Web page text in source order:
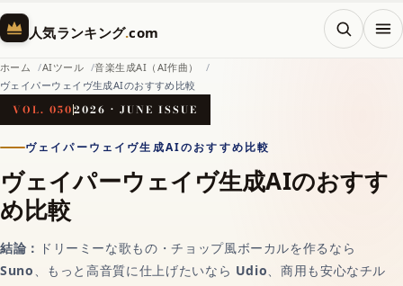
人気ランキング.com
メニ
AI（人工知能）
対話AIの記事一覧
ホーム AIツール
音楽生成AI（AI作曲）
ヴェイパーウェイヴ生成AIのおすすめ比較
VOL. 0502026 · JUNE ISSUE
ヴェイパーウェイヴ生成AIのおすすめ比較
ヴェイパーウェイヴ生成AIのおすす
め比較
結論： ドリーミーな歌もの・チョップ風ボーカルを作るなら
Suno、もっと高音質に仕上げたいなら Udio、商用も安心なチル